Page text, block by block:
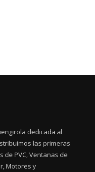
dedicada al
las primeras
de PVC, Ventanas de
Motores y